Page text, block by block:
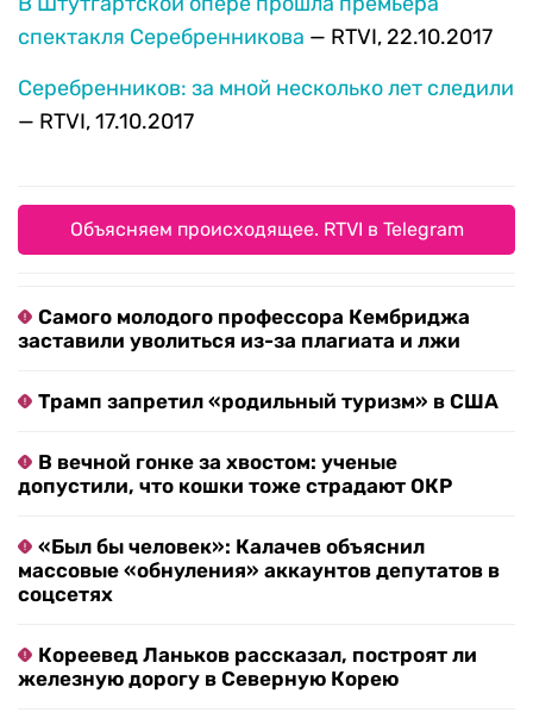
спектакля Серебренникова — RTVI, 22.10.2017
Серебренников: за мной несколько лет следили
— RTVI, 17.10.2017
Объясняем происходящее. RTVI в Telegram
Самого молодого профессора Кембриджа
заставили уволиться из-за плагиата и лжи
Трамп запретил «родильный туризм» в США
В вечной гонке за хвостом: ученые
допустили, что кошки тоже страдают ОКР
«Был бы человек»: Калачев объяснил
массовые «обнуления» аккаунтов депутатов в
соцсетях
Кореевед Ланьков рассказал, построят ли
железную дорогу в Северную Корею